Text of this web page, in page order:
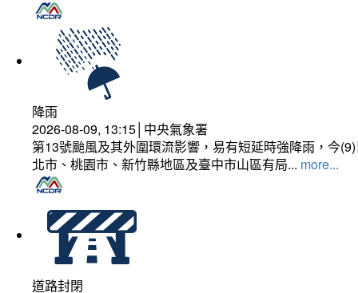
降雨
2026-08-09, 13:15│中央氣象署
第13號颱風及其外圍環流影響，易有短延時強降雨，今
北市、桃園市、新竹縣地區及臺中市山區有局... more...
道路封閉